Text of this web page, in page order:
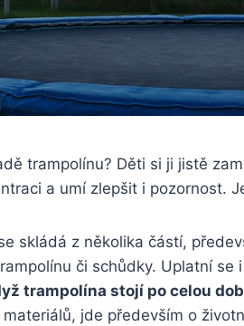
trampolínu? Děti si ji jistě
a umí zlepšit i pozornost.
skládá z několika částí,
či schůdky. Uplatní
trampolína stojí po celou
jde především o